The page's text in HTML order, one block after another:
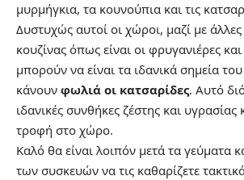
μυρμήγκια, τα κουνούπια και τις
Δυστυχώς αυτοί οι χώροι, μαζί με
κουζίνας όπως είναι οι φρυγανιέρες και
μπορούν να είναι τα ιδανικά σημεία
κάνουν φωλιά οι κατσαρίδες. Αυτό
ιδανικές συνθήκες ζέστης και
τροφή στο χώρο.
Καλό θα είναι λοιπόν μετά τα γεύματα
των συσκευών να τις καθαρίζετε